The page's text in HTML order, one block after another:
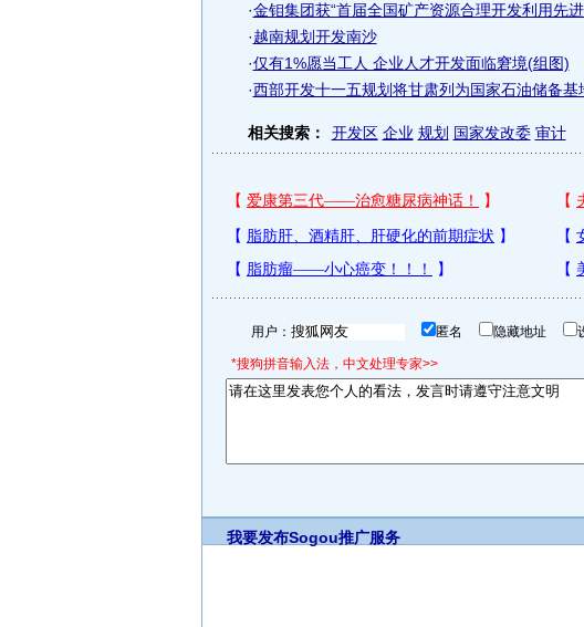
·金钼集团获“首届全国矿产资源合理开发利用先进
·越南规划开发南沙
·仅有1%愿当工人 企业人才开发面临窘境(组图)
·西部开发十一五规划将甘肃列为国家石油储备基
相关搜索： 开发区 企业 规划 国家发改委 审计
用户： 匿名 隐藏地址
*搜狗拼音输入法，中文处理专家>>
我要发布Sogou推广服务